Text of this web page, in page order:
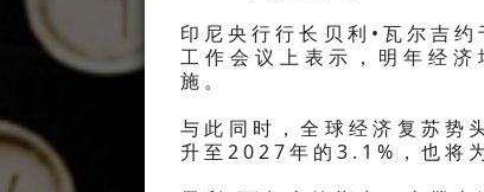
印尼央行行长贝利•瓦尔吉
工作会议上表示，明年经
施。
与此同时，全球经济复苏势
升至2027年的3.1%，也将